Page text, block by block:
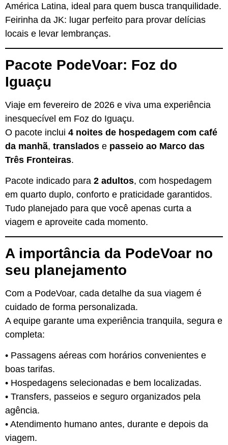
América Latina, ideal para quem busca tranquilidade.
Feirinha da JK: lugar perfeito para provar delícias
locais e levar lembranças.
Pacote PodeVoar: Foz do
Iguaçu
Viaje em fevereiro de 2026 e viva uma experiência
inesquecível em Foz do Iguaçu.
O pacote inclui 4 noites de hospedagem com café
da manhã, translados e passeio ao Marco das
Três Fronteiras.
Pacote indicado para 2 adultos, com hospedagem
em quarto duplo, conforto e praticidade garantidos.
Tudo planejado para que você apenas curta a
viagem e aproveite cada momento.
A importância da PodeVoar no
seu planejamento
Com a PodeVoar, cada detalhe da sua viagem é
cuidado de forma personalizada.
A equipe garante uma experiência tranquila, segura e
completa:
• Passagens aéreas com horários convenientes e
boas tarifas.
• Hospedagens selecionadas e bem localizadas.
• Transfers, passeios e seguro organizados pela
agência.
• Atendimento humano antes, durante e depois da
viagem.